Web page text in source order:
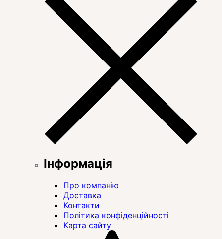
Інформація
Про компанію
Доставка
Контакти
Політика конфіденційності
Карта сайту